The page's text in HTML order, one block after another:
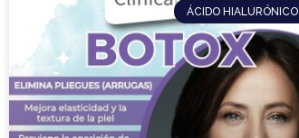
ÁCIDO HIALURÓNICO